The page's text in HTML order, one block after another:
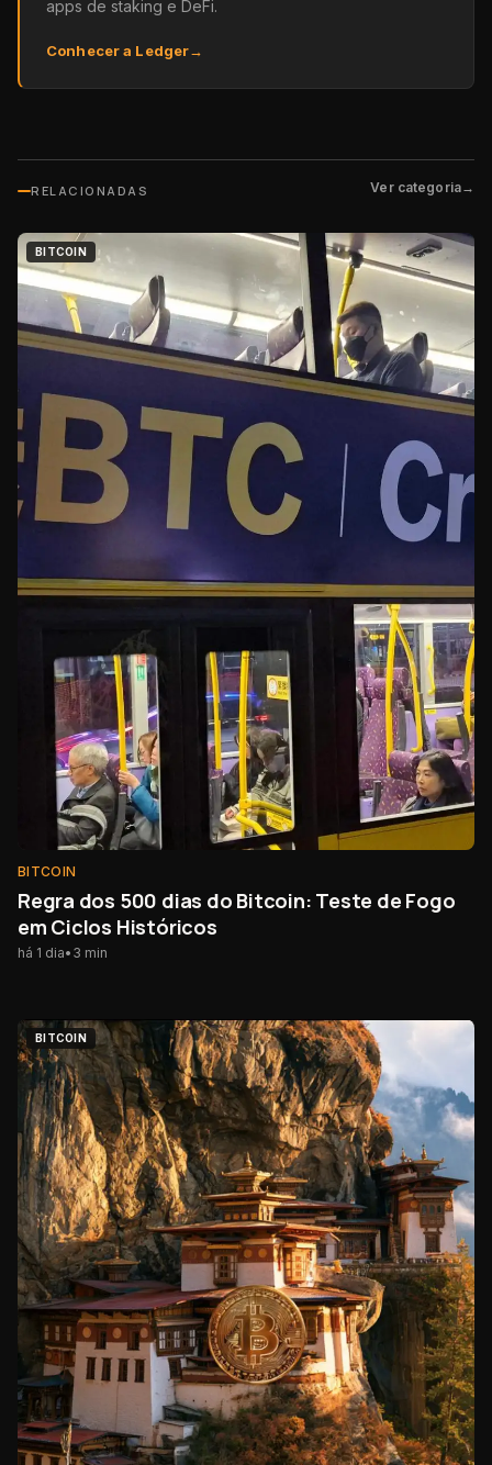
apps de staking e DeFi.
Conhecer a Ledger→
RELACIONADAS Ver categoria→
BITCOIN
BITCOIN
Regra dos 500 dias do Bitcoin: Teste de Fogo
em Ciclos Históricos
há 1 dia• 3 min
BITCOIN